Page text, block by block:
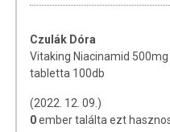
Tárolás:száraz, hűvös
Minőségét megőrzi: a
Forgalmazó:
Az étrend-kiegészítők az
minősülnek, amelyek a
Czulák Dóra
Vitaking Niacinamid 500mg
tabletta 100db
(2022. 12. 09.)
0ember találta ezt